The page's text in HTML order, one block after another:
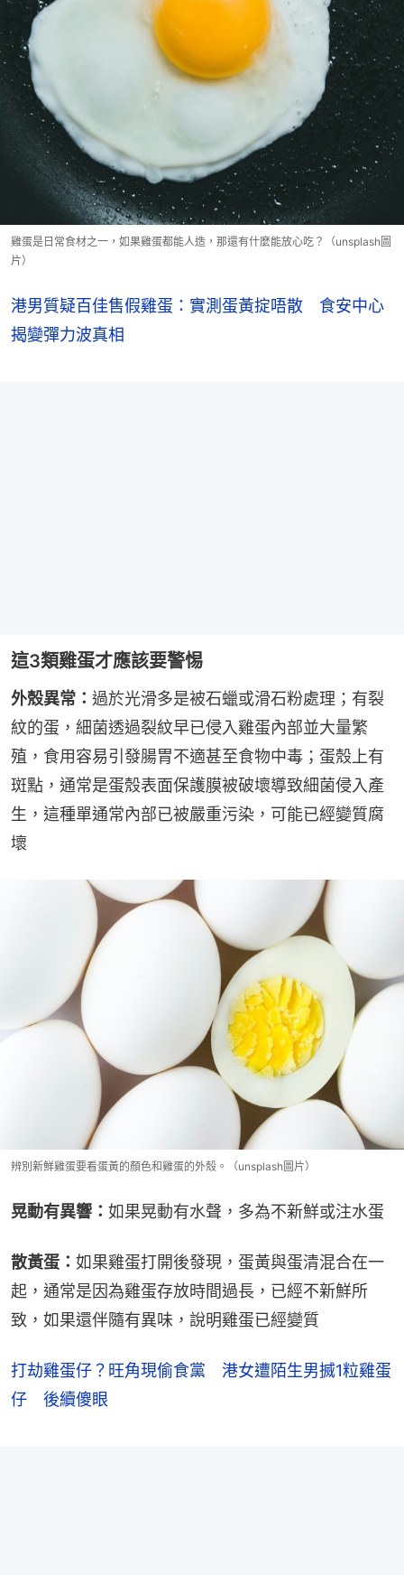
雞蛋是日常食材之一，如果雞蛋都能人造，那還有什麼能放心吃？（unsplash圖
片）
港男質疑百佳售假雞蛋：實測蛋黃掟唔散 食安中心
揭變彈力波真相
這3類雞蛋才應該要警惕
外殼異常： 過於光滑多是被石蠟或滑石粉處理；有裂
紋的蛋，細菌透過裂紋早已侵入雞蛋內部並大量繁
殖，食用容易引發腸胃不適甚至食物中毒；蛋殼上有
斑點，通常是蛋殼表面保護膜被破壞導致細菌侵入產
生，這種單通常內部已被嚴重污染，可能已經變質腐
壞
辨別新鮮雞蛋要看蛋黃的顏色和雞蛋的外殼。（unsplash圖片）
晃動有異響： 如果晃動有水聲，多為不新鮮或注水蛋
散黃蛋： 如果雞蛋打開後發現，蛋黃與蛋清混合在一
起，通常是因為雞蛋存放時間過長，已經不新鮮所
致，如果還伴隨有異味，說明雞蛋已經變質
打劫雞蛋仔？旺角現偷食黨 港女遭陌生男搣1粒雞蛋
仔 後續傻眼